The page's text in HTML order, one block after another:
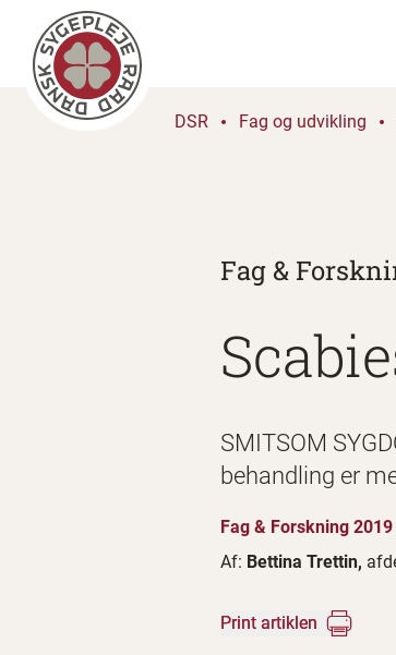
DSR Fag og udvikling
Fag &
SMITSOM
behandling er
Fag & Forskning
Af: Bettina Trettin,
Print artiklen